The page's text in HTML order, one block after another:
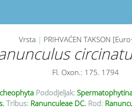
Vrsta | PRIHVAĆEN TAKSON
Fl. Oxon.: 175. 1794
Pododjeljak:
Tribus: Ranunculeae DC. Rod: